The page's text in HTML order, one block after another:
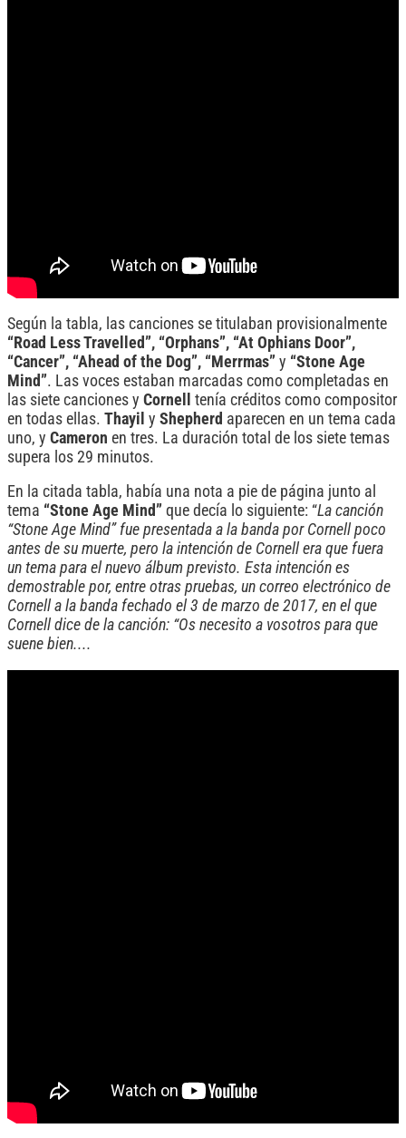
Según la tabla, las canciones se titulaban provisionalmente
“Road Less Travelled”, “Orphans”, “At Ophians Door”,
“Cancer”, “Ahead of the Dog”, “Merrmas” y “Stone Age
Mind”. Las voces estaban marcadas como completadas en
las siete canciones y Cornell
tenía créditos como compositor
en todas ellas. Thayil y Shepherd aparecen en un tema cada
uno, y Cameron en tres. La duración total de los siete temas
supera los 29 minutos.
En la citada tabla, había una nota a pie de página junto al
tema “Stone Age Mind” que decía lo siguiente: “La canción
“Stone Age Mind” fue presentada a la banda por Cornell poco
antes de su muerte, pero la intención de Cornell era que fuera
un tema para el nuevo álbum previsto. Esta intención es
demostrable por, entre otras pruebas, un correo electrónico de
Cornell a la banda fechado el 3 de marzo de 2017, en el que
Cornell dice de la canción: “Os necesito a vosotros para que
suene bien....